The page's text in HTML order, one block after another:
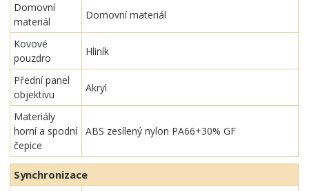
Domovní
materiál
Domovní materiál
Kovové
pouzdro
Hliník
Přední panel
objektivu
Akryl
Materiály
horní a spodní
čepice
ABS zesílený nylon PA66+30% GF
Synchronizace